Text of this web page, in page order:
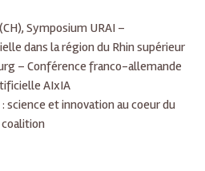
Symposium URAI –
dans la région du Rhin supérieur
– Conférence franco-allemande
AIxIA
science et innovation au coeur du